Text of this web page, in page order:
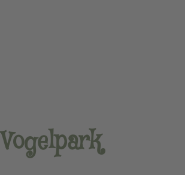
Vogelpark